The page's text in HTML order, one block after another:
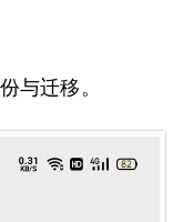
与迁移。